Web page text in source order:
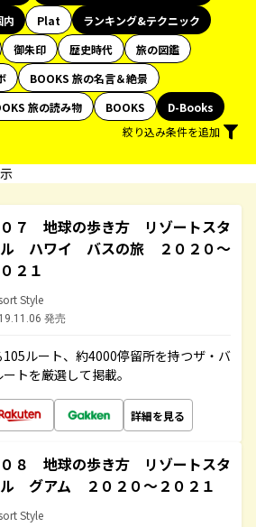
Plat
ランキング&テクニック
御朱印 歴史時代
旅の図鑑
BOOKS 旅の名言＆絶景
旅の読み物 BOOKS
D-Books
絞り込み条件を追加
７ 地球の歩き方 リゾートスタ
ハワイ バスの旅 ２０２０～
２１
Style
発売
ルート、約4000停留所を持つザ・バ
トを厳選して掲載。
詳細を見る
８ 地球の歩き方 リゾートスタ
グアム ２０２０～２０２１
Style